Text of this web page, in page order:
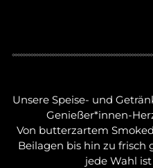
Unsere Speise- und
Genießer*innen-
Von butterzartem
Beilagen bis hin zu frisch
jede Wahl